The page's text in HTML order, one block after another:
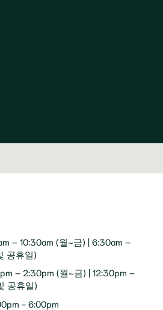
– 10:30am (월~금) | 6:30am –
공휴일)
– 2:30pm (월~금) | 12:30pm –
공휴일)
- 6:00pm